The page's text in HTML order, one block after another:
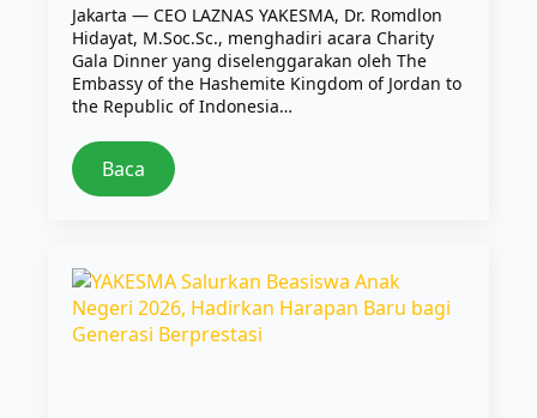
Jakarta — CEO LAZNAS YAKESMA, Dr. Romdlon
Hidayat, M.Soc.Sc., menghadiri acara Charity
Gala Dinner yang diselenggarakan oleh The
Embassy of the Hashemite Kingdom of Jordan to
the Republic of Indonesia…
Baca